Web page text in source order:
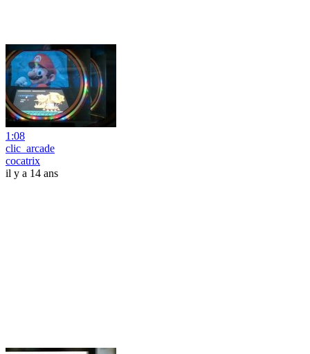
1:08
clic_arcade
cocatrix
il y a 14 ans